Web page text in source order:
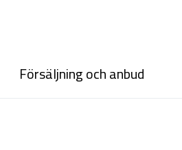
Försäljning och anbud